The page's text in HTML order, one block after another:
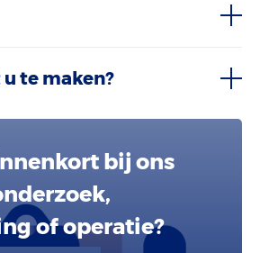
te maken?
bij ons
of operatie?